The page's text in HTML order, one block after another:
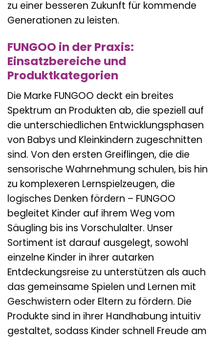
zu einer besseren Zukunft für kommende
Generationen zu leisten.
FUNGOO in der Praxis:
Einsatzbereiche und
Produktkategorien
Die Marke FUNGOO deckt ein breites
Spektrum an Produkten ab, die speziell auf
die unterschiedlichen Entwicklungsphasen
von Babys und Kleinkindern zugeschnitten
sind. Von den ersten Greiflingen, die die
sensorische Wahrnehmung schulen, bis hin
zu komplexeren Lernspielzeugen, die
logisches Denken fördern – FUNGOO
begleitet Kinder auf ihrem Weg vom
Säugling bis ins Vorschulalter. Unser
Sortiment ist darauf ausgelegt, sowohl
einzelne Kinder in ihrer autarken
Entdeckungsreise zu unterstützen als auch
das gemeinsame Spielen und Lernen mit
Geschwistern oder Eltern zu fördern. Die
Produkte sind in ihrer Handhabung intuitiv
gestaltet, sodass Kinder schnell Freude am